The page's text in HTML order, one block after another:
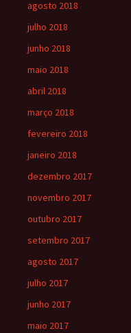
agosto 2018
julho 2018
junho 2018
maio 2018
abril 2018
março 2018
fevereiro 2018
janeiro 2018
dezembro 2017
novembro 2017
outubro 2017
setembro 2017
agosto 2017
julho 2017
junho 2017
maio 2017